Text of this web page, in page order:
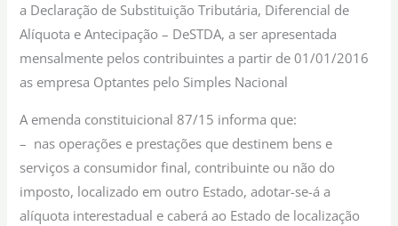
a Declaração de Substituição Tributária, Diferencial de
Alíquota e Antecipação – DeSTDA, a ser apresentada
mensalmente pelos contribuintes a partir de 01/01/2016
as empresa Optantes pelo Simples Nacional
A emenda constituicional 87/15 informa que:
– nas operações e prestações que destinem bens e
serviços a consumidor final, contribuinte ou não do
imposto, localizado em outro Estado, adotar-se-á a
alíquota interestadual e caberá ao Estado de localização